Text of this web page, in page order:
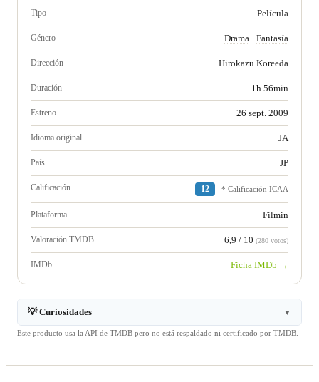
Tipo Película
Género Drama · Fantasía
Dirección Hirokazu Koreeda
Duración 1h 56min
Estreno 26 sept. 2009
Idioma original JA
País JP
Calificación 12 * Calificación ICAA
Plataforma Filmin
Valoración TMDB 6,9 / 10 (280 votos)
IMDb Ficha IMDb →
💡 Curiosidades ▼
Este producto usa la API de TMDB pero no está respaldado ni certificado por TMDB.